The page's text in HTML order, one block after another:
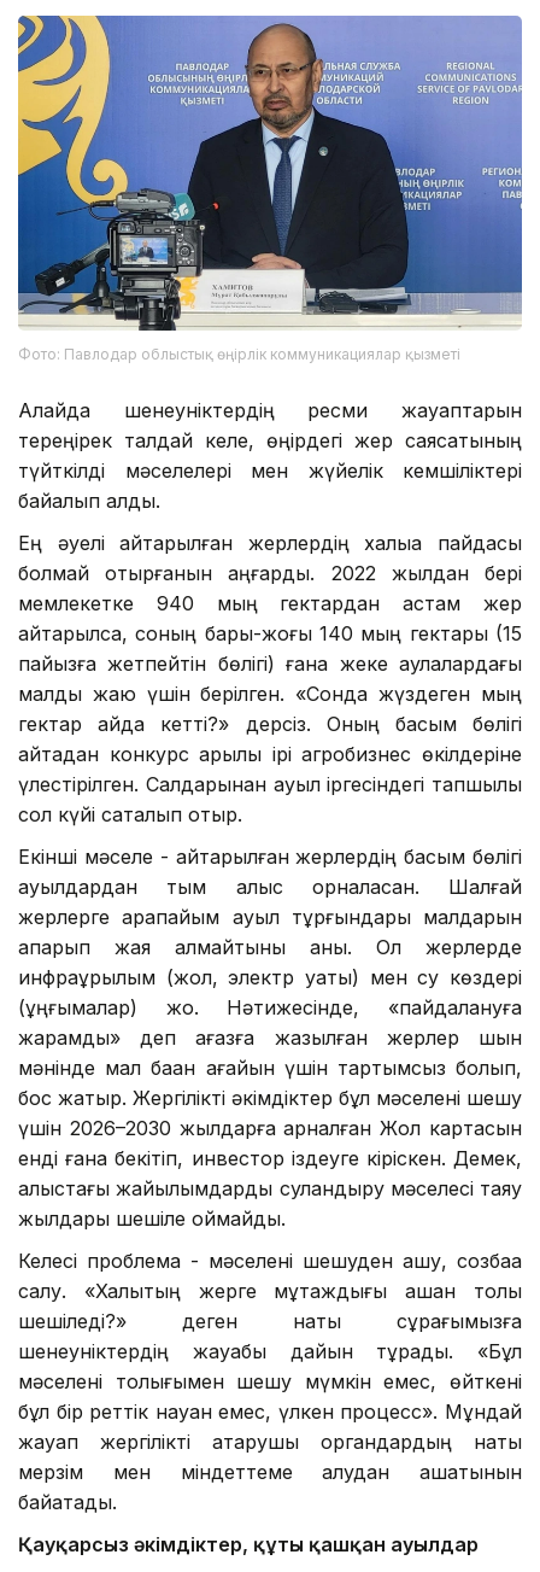
Фото: Павлодар облыстық өңірлік коммуникациялар қызметі
Алайда шенеуніктердің ресми жауаптарын
тереңірек талдай келе, өңірдегі жер саясатының
түйткілді мәселелері мен жүйелік кемшіліктері
байқалып қалды.
Ең әуелі қайтарылған жерлердің халыққа пайдасы
болмай отырғанын аңғардық. 2022 жылдан бері
мемлекетке 940 мың гектардан астам жер
қайтарылса, соның бары-жоғы 140 мың гектары (15
пайызға жетпейтін бөлігі) ғана жеке аулалардағы
малды жаю үшін берілген. «Сонда жүздеген мың
гектар қайда кетті?» дерсіз. Оның басым бөлігі
қайтадан конкурс арқылы ірі агробизнес өкілдеріне
үлестірілген. Салдарынан ауыл іргесіндегі тапшылық
сол күйі сақталып отыр.
Екінші мәселе - қайтарылған жерлердің басым бөлігі
ауылдардан тым алыс орналасқан. Шалғай
жерлерге қарапайым ауыл тұрғындары малдарын
апарып жая алмайтыны анық. Ол жерлерде
инфрақұрылым (жол, электр қуаты) мен су көздері
(ұңғымалар) жоқ. Нәтижесінде, «пайдалануға
жарамды» деп қағазға жазылған жерлер шын
мәнінде мал баққан ағайын үшін тартымсыз болып,
бос жатыр. Жергілікті әкімдіктер бұл мәселені шешу
үшін 2026–2030 жылдарға арналған Жол картасын
енді ғана бекітіп, инвестор іздеуге кіріскен. Демек,
алыстағы жайылымдарды суландыру мәселесі таяу
жылдары шешіле қоймайды.
Келесі проблема - мәселені шешуден қашу, созбаққа
салу. «Халықтың жерге мұқтаждығы қашан толық
шешіледі?» деген нақты сұрағымызға
шенеуніктердің жауабы дайын тұрады. «Бұл
мәселені толығымен шешу мүмкін емес, өйткені
бұл бір реттік науқан емес, үлкен процесс». Мұндай
жауап жергілікті атқарушы органдардың нақты
мерзім мен міндеттеме алудан қашатынын
байқатады.
Қауқарсыз әкімдіктер, құты қашқан ауылдар